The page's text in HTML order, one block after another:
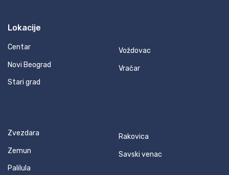
Lokacije
Centar
Novi Beograd
Stari grad
Voždovac
Vračar
Zvezdara
Zemun
Palilula
Rakovica
Savski venac